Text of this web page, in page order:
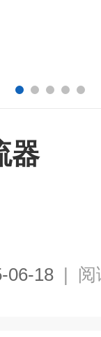
器
06-18 | 阅